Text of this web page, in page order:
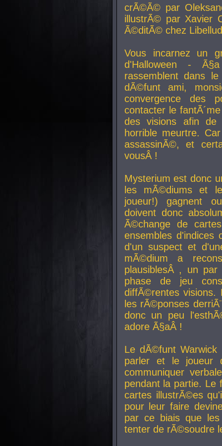
crÃ©Ã© par
illustrÃ© par Xavier
Ã©ditÃ© chez
Vous incarnez un
d'Halloween -
rassemblent dans
dÃ©funt ami,
convergence des
contacter le
des visions afin
horrible meurtre.
assassinÃ©, et
vousÂ !
Mysterium est donc
les mÃ©diums et
joueur!) gagnent
doivent donc
Ã©change de
ensembles d'indices
d'un suspect et
mÃ©dium a
plausiblesÂ , un par
phase de jeu
diffÃ©rentes visions.
les rÃ©ponses
donc un peu
adore Ã§aÂ !
Le dÃ©funt Warwick
parler et le joueur
communiquer
pendant la partie. Le
cartes illustrÃ©es
pour leur faire
par ce biais que
tenter de rÃ©soudre